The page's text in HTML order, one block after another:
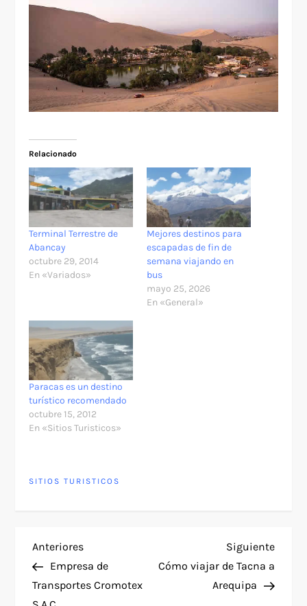
Relacionado
Terminal Terrestre de
Abancay
octubre 29, 2014
En «Variados»
Mejores destinos para
escapadas de fin de
semana viajando en
bus
mayo 25, 2026
En «General»
Paracas es un destino
turístico recomendado
octubre 15, 2012
En «Sitios Turisticos»
SITIOS TURISTICOS
N
a
Entrada
anterior
Anteriores
Empresa de
Transportes Cromotex
Siguiente
Cómo viajar de Tacna a
Arequipa